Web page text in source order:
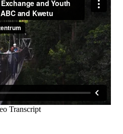
in
Ruanda)